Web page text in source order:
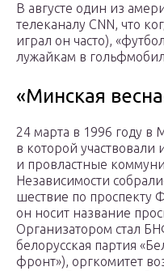
В августе один из
телеканалу CNN, что
играл он часто),
лужайкам в
«Минская
24 марта в 1996 году в
в которой
и провластные
Независимости
шествие по проспекту
он носит название
Организатором стал
белорусская партия
фронт»), оргкомитет